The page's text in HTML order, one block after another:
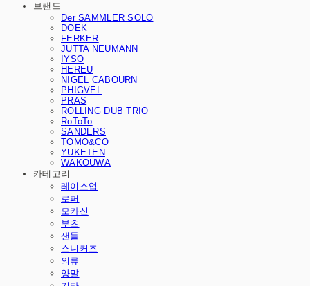
브랜드
Der SAMMLER SOLO
DOEK
FERKER
JUTTA NEUMANN
IYSO
HEREU
NIGEL CABOURN
PHIGVEL
PRAS
ROLLING DUB TRIO
RoToTo
SANDERS
TOMO&CO
YUKETEN
WAKOUWA
카테고리
레이스업
로퍼
모카신
부츠
샌들
스니커즈
의류
양말